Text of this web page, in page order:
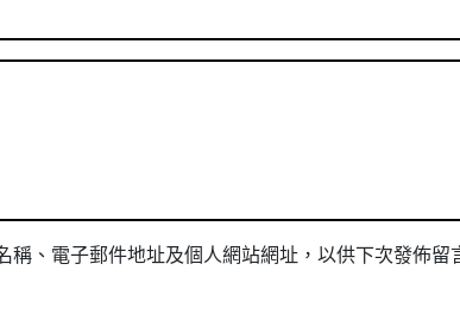
稱、電子郵件地址及個人網站網址，以供下次發佈留